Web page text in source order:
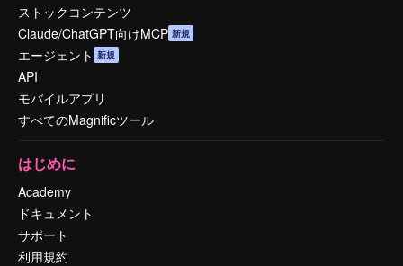
ストックコンテンツ
Claude/ChatGPT向けMCP 新規
エージェント 新規
API
モバイルアプリ
すべてのMagnificツール
はじめに
Academy
ドキュメント
サポート
利用規約